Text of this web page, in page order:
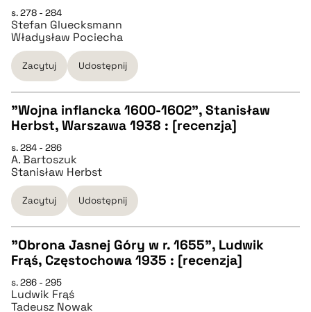
pobierz cytat
BIBTEX
pobierz cytat
s. 278 - 284
Stefan Gluecksmann
Władysław Pociecha
Zacytuj Udostępnij
pobierz cytat
BIBTEX
pobierz cytat
"Wojna inflancka 1600-1602", Stanisław
Herbst, Warszawa 1938 : [recenzja]
s. 284 - 286
A. Bartoszuk
Stanisław Herbst
Zacytuj Udostępnij
CZYSTY TEKST
"Obrona Jasnej Góry w r. 1655", Ludwik
Frąś, Częstochowa 1935 : [recenzja]
s. 286 - 295
Ludwik Frąś
Tadeusz Nowak